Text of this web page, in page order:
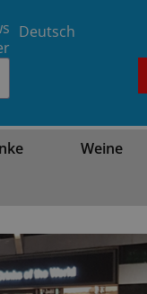
Deutsch
Weine